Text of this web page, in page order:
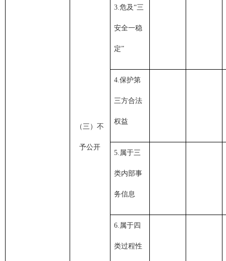
（三）不
予公开
3.危及“三
安全一稳
定”
4.保护第
三方合法
权益
5.属于三
类内部事
务信息
6.属于四
类过程性